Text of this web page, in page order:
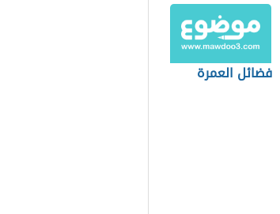
فضائل العمرة